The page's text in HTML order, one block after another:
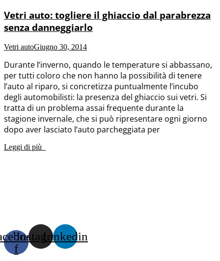
Vetri auto: togliere il ghiaccio dal parabrezza
senza danneggiarlo
Vetri autoGiugno 30, 2014
Durante l’inverno, quando le temperature si abbassano,
per tutti coloro che non hanno la possibilità di tenere
l’auto al riparo, si concretizza puntualmente l’incubo
degli automobilisti: la presenza del ghiaccio sui vetri. Si
tratta di un problema assai frequente durante la
stagione invernale, che si può ripresentare ogni giorno
dopo aver lasciato l’auto parcheggiata per
Leggi di più
f
InstagramLinkedin